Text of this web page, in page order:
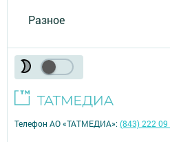
Разное
Телефон АО «ТАТМЕДИА»:(843) 222 09